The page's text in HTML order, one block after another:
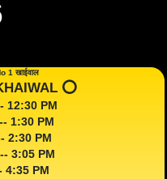
1 खाईवाल
⭕️
12:30 PM
1:30 PM
2:30 PM
3:05 PM
4:35 PM